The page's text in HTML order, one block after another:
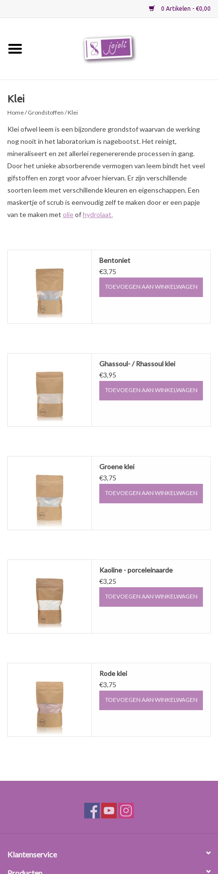
0 Artikelen - €0,00
Verpakkingen
Materialen
Recepten
Klei
Home/Grondstoffen / Klei
Klei ofwel leem is een bijzondere grondstof waarvan de werking
nog nooit in het laboratorium is nagebootst. Het reinigt,
mineraliseert en zet allerlei regenererende processen in gang.
Door het unieke absorberende vermogen van leem bindt het veel
gifstoffen en zorgt voor afvoer hiervan. Er zijn verschillende
soorten leem met verschillende kleuren en eigenschappen. Een
maskertje of scrub is eenvoudig zelf te maken door er een papje
van te maken met olieofhydrolaat.
Bentoniet
€3,75
TOEVOEGEN AAN WINKELWAGEN
Ghassoul- / Rhassoul klei
€3,95
TOEVOEGEN AAN WINKELWAGEN
Groene klei
€3,75
TOEVOEGEN AAN WINKELWAGEN
Kaoline - porceleinaarde
€3,25
TOEVOEGEN AAN WINKELWAGEN
Rode klei
€3,75
TOEVOEGEN AAN WINKELWAGEN
Klantenservice